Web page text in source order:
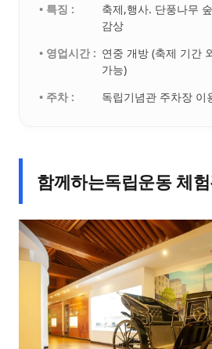
• 특징 :
축제,행사. 단풍나무
감상
• 영업시간 : 연중 개방 (축제 기간
가능)
• 주차 :
독립기념관 주차장 이
함께하는독립운동 체